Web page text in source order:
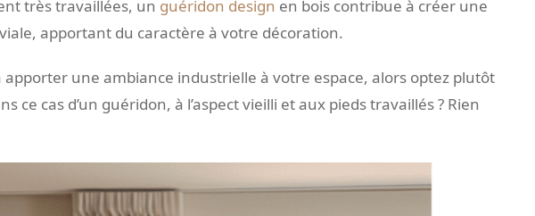
très travaillées, un guéridon design en bois contribue à créer une
apportant du caractère à votre décoration.
apporter une ambiance industrielle à votre espace, alors optez plutôt
ce cas d’un guéridon, à l’aspect vieilli et aux pieds travaillés ? Rien